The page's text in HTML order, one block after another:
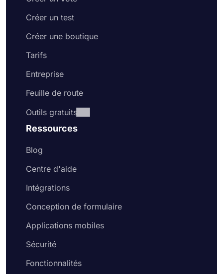
Créer un test
Créer une boutique
Tarifs
Entreprise
Feuille de route
Outils gratuits
Ressources
Blog
Centre d'aide
Intégrations
Conception de formulaire
Applications mobiles
Sécurité
Fonctionnalités